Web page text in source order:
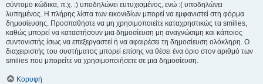
σύντομο κώδικα, π.χ. :) υποδηλώνει ευτυχισμένος, ενώ :( υποδηλώνει
λυπημένος. Η πλήρης λίστα των εικονιδίων μπορεί να εμφανιστεί στη φόρμα
δημοσίευσης. Προσπαθήστε να μη χρησιμοποιείτε καταχρηστικώς τα smilies,
καθώς μπορεί να καταστήσουν μια δημοσίευση μη αναγνώσιμη και κάποιος
συντονιστής ίσως να επεξεργαστεί ή να αφαιρέσει τη δημοσίευση ολόκληρη. Ο
διαχειριστής του συστήματος μπορεί επίσης να θέσει ένα όριο στον αριθμό των
smilies που μπορείτε να χρησιμοποιήσετε σε μια δημοσίευση.
Κορυφή